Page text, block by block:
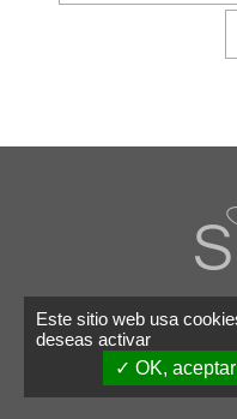
Este sitio web usa
deseas activar
✓ OK,